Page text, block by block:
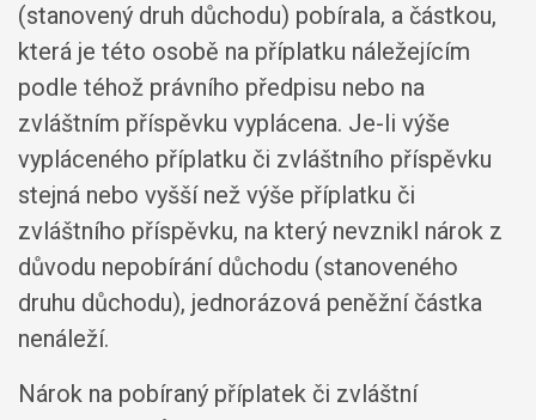
(stanovený druh důchodu) pobírala, a částkou,
která je této osobě na příplatku náležejícím
podle téhož právního předpisu nebo na
zvláštním příspěvku vyplácena. Je-li výše
vypláceného příplatku či zvláštního příspěvku
stejná nebo vyšší než výše příplatku či
zvláštního příspěvku, na který nevznikl nárok z
důvodu nepobírání důchodu (stanoveného
druhu důchodu), jednorázová peněžní částka
nenáleží.
Nárok na pobíraný příplatek či zvláštní